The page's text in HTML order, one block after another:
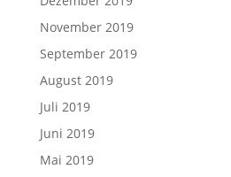
November 2019
September 2019
August 2019
Juli 2019
Juni 2019
Mai 2019